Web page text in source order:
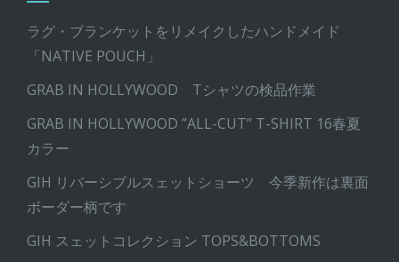
ラグ・ブランケットをリメイクしたハンドメイド
「NATIVE POUCH」
GRAB IN HOLLYWOOD Tシャツの検品作業
GRAB IN HOLLYWOOD ”ALL-CUT” T-SHIRT 16春夏
カラー
GIH リバーシブルスェットショーツ 今季新作は裏面
ボーダー柄です
GIH スェットコレクション TOPS&BOTTOMS